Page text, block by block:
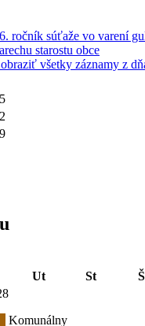
ročník súťaže vo varení
starostu obce
všetky záznamy z
Ut St
Komunálny